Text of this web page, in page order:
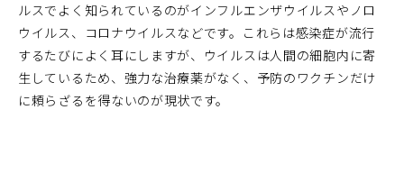
ルスでよく知られているのがインフルエンザウイルスやノロ
ウイルス、コロナウイルスなどです。これらは感染症が流行
するたびによく耳にしますが、ウイルスは人間の細胞内に寄
生しているため、強力な治療薬がなく、予防のワクチンだけ
に頼らざるを得ないのが現状です。